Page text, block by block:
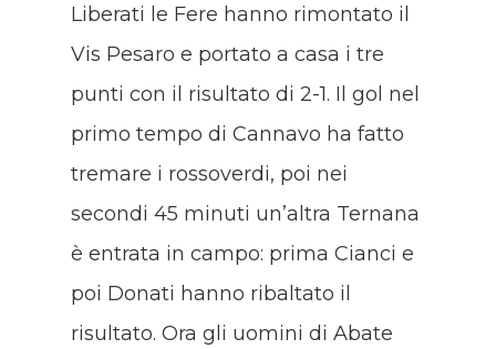
Liberati le Fere hanno rimontato il
Vis Pesaro e portato a casa i tre
punti con il risultato di 2-1. Il gol nel
primo tempo di Cannavo ha fatto
tremare i rossoverdi, poi nei
secondi 45 minuti un’altra Ternana
è entrata in campo: prima Cianci e
poi Donati hanno ribaltato il
risultato. Ora gli uomini di Abate